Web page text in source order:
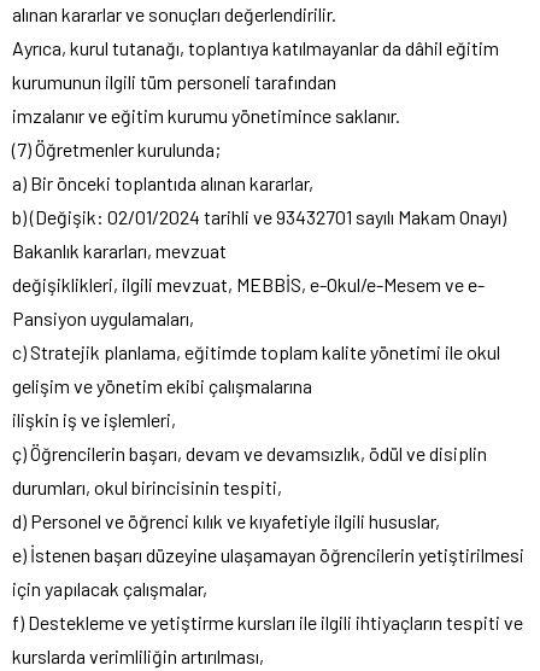
alınan kararlar ve sonuçları değerlendirilir.
Ayrıca, kurul tutanağı, toplantıya katılmayanlar da dâhil eğitim
kurumunun ilgili tüm personeli tarafından
imzalanır ve eğitim kurumu yönetimince saklanır.
(7) Öğretmenler kurulunda;
a) Bir önceki toplantıda alınan kararlar,
b) (Değişik: 02/01/2024 tarihli ve 93432701 sayılı Makam Onayı)
Bakanlık kararları, mevzuat
değişiklikleri, ilgili mevzuat, MEBBİS, e-Okul/e-Mesem ve e-
Pansiyon uygulamaları,
c) Stratejik planlama, eğitimde toplam kalite yönetimi ile okul
gelişim ve yönetim ekibi çalışmalarına
ilişkin iş ve işlemleri,
ç) Öğrencilerin başarı, devam ve devamsızlık, ödül ve disiplin
durumları, okul birincisinin tespiti,
d) Personel ve öğrenci kılık ve kıyafetiyle ilgili hususlar,
e) İstenen başarı düzeyine ulaşamayan öğrencilerin yetiştirilmesi
için yapılacak çalışmalar,
f) Destekleme ve yetiştirme kursları ile ilgili ihtiyaçların tespiti ve
kurslarda verimliliğin artırılması,